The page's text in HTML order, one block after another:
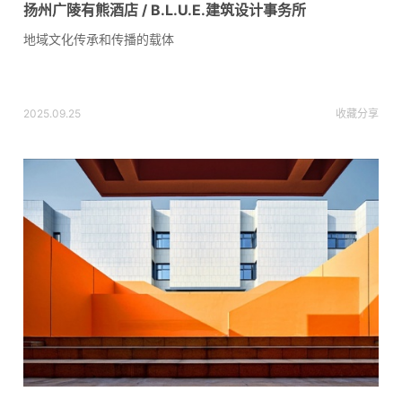
扬州广陵有熊酒店 / B.L.U.E.建筑设计事务所
地域文化传承和传播的载体
2025.09.25 收藏分享